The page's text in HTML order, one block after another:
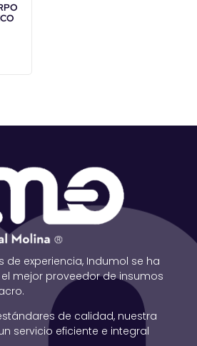
de experiencia, Indumol se ha
mejor proveedor de insumos
de calidad, nuestra
servicio eficiente e integral